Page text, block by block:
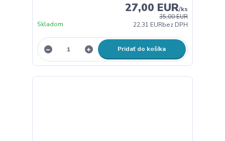
35,00 EUR
27,00 EUR/ks
22,31 EURbez DPH
Skladom
Pridať do košíka